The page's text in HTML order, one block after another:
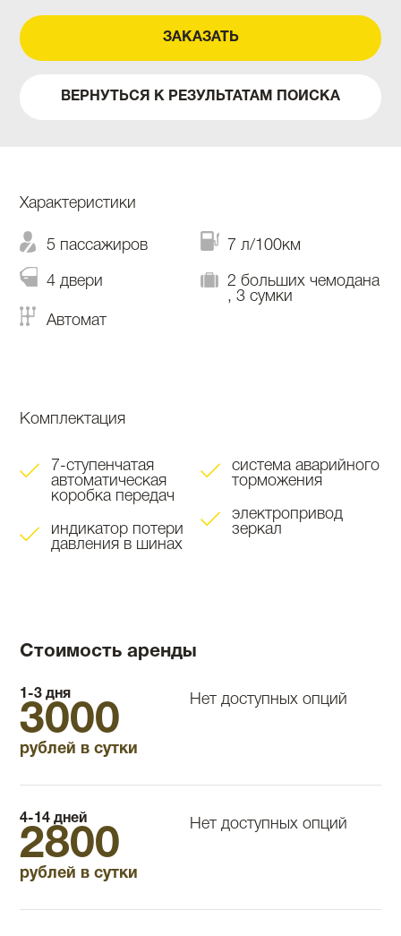
ЗАКАЗАТЬ
ВЕРНУТЬСЯ К РЕЗУЛЬТАТАМ ПОИСКА
Характеристики
5 пассажиров 7 л/100км
4 двери
2 больших чемодана
, 3 сумки
Автомат
Комплектация
7-ступенчатая
автоматическая
коробка передач
индикатор потери
давления в шинах
система аварийного
торможения
электропривод
зеркал
Стоимость аренды
1-3 дня
3000
рублей в сутки
Нет доступных опций
4-14 дней
2800
рублей в сутки
Нет доступных опций